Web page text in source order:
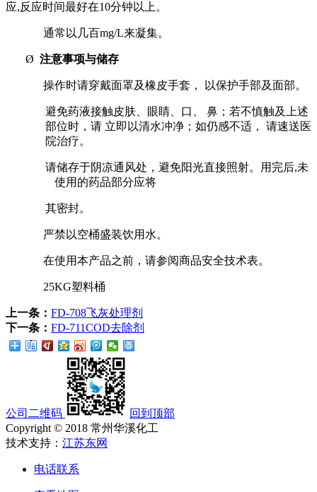
应,反应时间最好在10分钟以上。
通常以几百mg/L来凝集。
Ø注意事项与储存
操作时请穿戴面罩及橡皮手套， 以保护手部及面部。
避免药液接触皮肤、眼睛、口、 鼻；若不慎触及上述
部位时，请 立即以清水冲净；如仍感不适， 请速送医
院治疗。
请储存于阴凉通风处，避免阳光直接照射。用完后,未
使用的药品部分应将
其密封。
严禁以空桶盛装饮用水。
在使用本产品之前，请参阅商品安全技术表。
25KG塑料桶
上一条： FD-708飞灰处理剂
下一条： FD-711COD去除剂
公司二维码
回到顶部
Copyright © 2018 常州华溪化工
技术支持： 江苏东网
电话联系